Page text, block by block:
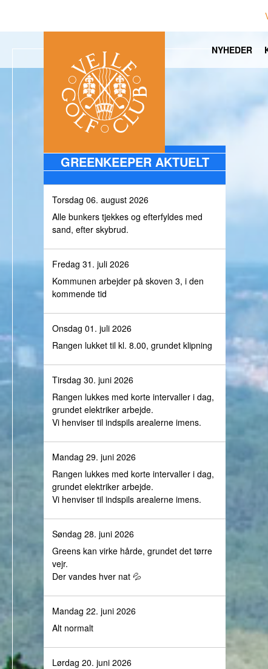
NYHEDER
Torsdag 06. august 2026
Alle bunkers tjekkes og efterfyldes med
sand, efter skybrud.
Fredag 31. juli 2026
Kommunen arbejder på skoven 3, i den
kommende tid
Onsdag 01. juli 2026
Rangen lukket til kl. 8.00, grundet klipning
Tirsdag 30. juni 2026
Rangen lukkes med korte intervaller i dag,
grundet elektriker arbejde.
Vi henviser til indspils arealerne imens.
Mandag 29. juni 2026
Rangen lukkes med korte intervaller i dag,
grundet elektriker arbejde.
Vi henviser til indspils arealerne imens.
Søndag 28. juni 2026
Greens kan virke hårde, grundet det tørre
vejr.
Der vandes hver nat 💦
Mandag 22. juni 2026
Alt normalt
Lørdag 20. juni 2026
GREENKEEPER AKTUELT